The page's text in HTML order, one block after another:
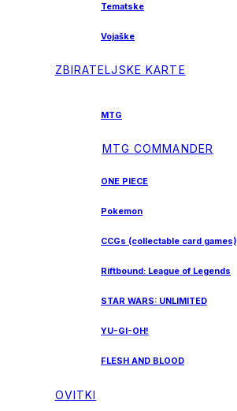
Tematske
Vojaške
ZBIRATELJSKE KARTE
MTG
MTG COMMANDER
ONE PIECE
Pokemon
CCGs (collectable card games)
Riftbound: League of Legends
STAR WARS: UNLIMITED
YU-GI-OH!
FLESH AND BLOOD
OVITKI